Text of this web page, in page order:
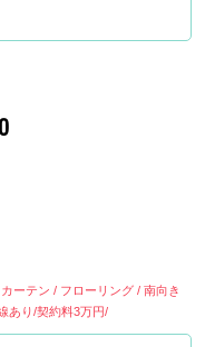
ーテン / フローリング / 南向き
あり/契約料3万円/